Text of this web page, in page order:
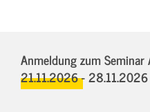
Anmeldung zum Seminar
21.11.2026 - 28.11.2026